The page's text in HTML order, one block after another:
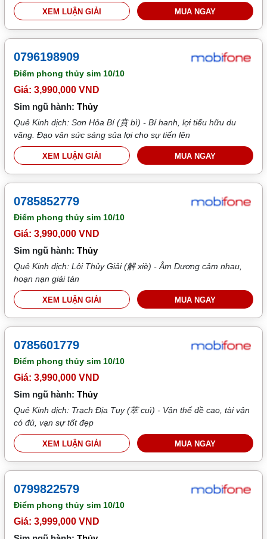
XEM LUẬN GIẢI MUA NGAY
0796198909
Điểm phong thủy sim 10/10
Giá: 3,990,000 VND
Sim ngũ hành:Thủy
Quẻ Kinh dịch: Sơn Hỏa Bí (賁 bì) - Bí hanh, lợi tiểu hữu du
vãng. Đạo văn sức sáng sủa lợi cho sự tiến lên
XEM LUẬN GIẢI MUA NGAY
0785852779
Điểm phong thủy sim 10/10
Giá: 3,990,000 VND
Sim ngũ hành:Thủy
Quẻ Kinh dịch: Lôi Thủy Giải (解 xiè) - Âm Dương cảm nhau,
hoạn nạn giải tán
XEM LUẬN GIẢI MUA NGAY
0785601779
Điểm phong thủy sim 10/10
Giá: 3,990,000 VND
Sim ngũ hành:Thủy
Quẻ Kinh dịch: Trạch Địa Tụy (萃 cuì) - Vận thế đề cao, tài vận
có đủ, vạn sự tốt đẹp
XEM LUẬN GIẢI MUA NGAY
0799822579
Điểm phong thủy sim10/10
Giá: 3,999,000 VND